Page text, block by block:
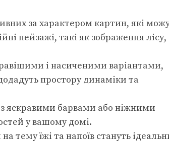
за характером картин, які
пейзажі, такі як зображення лісу,
і насиченими варіантами,
простору динаміки та
яскравими барвами або ніжними
у вашому домі.
тему їжі та напоїв стануть